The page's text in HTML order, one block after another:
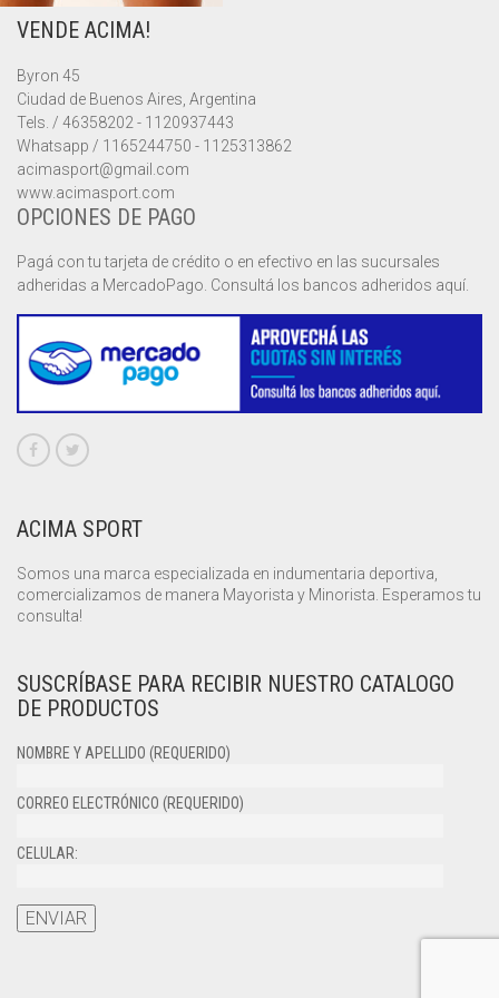
PANTALONES
REMERAS
MANGA CORTA
SIN MANGAS
SHORTS
SHORT DEPORTIVO
SHORT POLLERA
PANTALONES
REMERAS
SHORTS
CHALECOS
MUSCULOSAS
PANTALONES
SHORTS
VENDE ACIMA!
Byron 45
Ciudad de Buenos Aires, Argentina
Tels. / 46358202 - 1120937443
Whatsapp / 1165244750 - 1125313862
acimasport@gmail.com
www.acimasport.com
OPCIONES DE PAGO
Pagá con tu tarjeta de crédito o en efectivo en las sucursales
adheridas a MercadoPago. Consultá los bancos adheridos aquí.
ACIMA SPORT
Somos una marca especializada en indumentaria deportiva,
comercializamos de manera Mayorista y Minorista. Esperamos tu
consulta!
SUSCRÍBASE PARA RECIBIR NUESTRO CATALOGO
DE PRODUCTOS
NOMBRE Y APELLIDO (REQUERIDO)
CORREO ELECTRÓNICO (REQUERIDO)
CELULAR: